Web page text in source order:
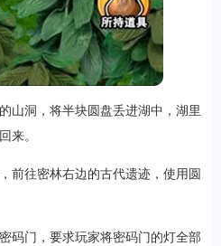
山洞，将半块圆盘丢进湖中，湖里
来。
前往密林右边的古代遗迹，使用圆
码门，要求玩家将密码门的灯全部